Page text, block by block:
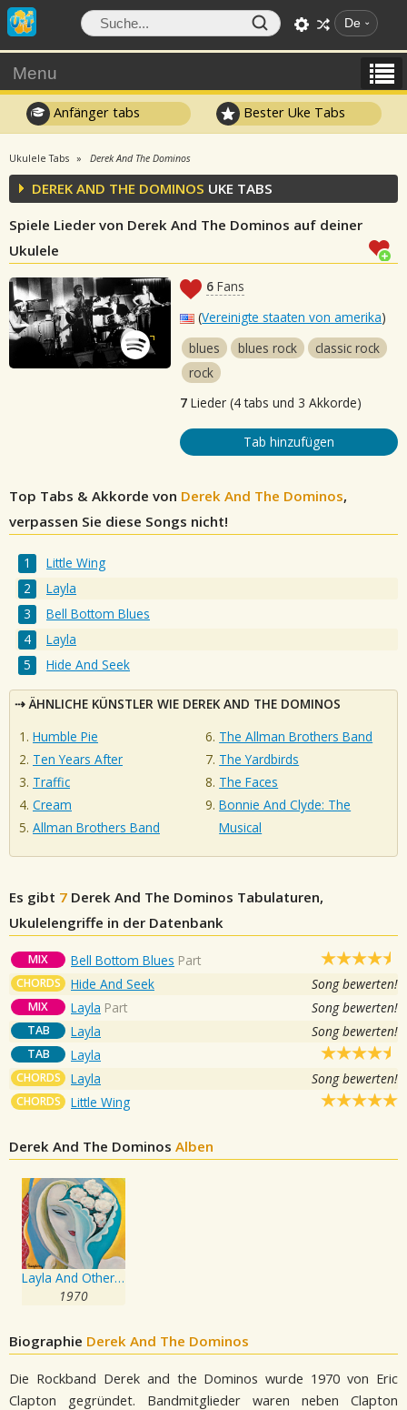
De
Menu
Anfänger tabs Bester Uke Tabs
Ukulele Tabs Derek And The Dominos
DEREK AND THE DOMINOS UKE TABS
Spiele Lieder von Derek And The Dominos auf deiner
Ukulele
6 Fans
(Vereinigte staaten von amerika)
blues
blues rock
classic rock
rock
7 Lieder (4 tabs und 3 Akkorde)
Tab hinzufügen
Top Tabs & Akkorde von Derek And The Dominos,
verpassen Sie diese Songs nicht!
Little Wing
Layla
Bell Bottom Blues
Layla
Hide And Seek
ÄHNLICHE KÜNSTLER WIE DEREK AND THE DOMINOS
Humble Pie
Ten Years After
Traffic
Cream
Allman Brothers Band
The Allman Brothers Band
The Yardbirds
The Faces
Bonnie And Clyde: The
Musical
Es gibt 7 Derek And The Dominos Tabulaturen,
Ukulelengriffe in der Datenbank
MIX Bell Bottom Blues Part
CHORDS Hide And Seek Song bewerten!
MIX Layla Part Song bewerten!
TAB Layla Song bewerten!
TAB Layla
CHORDS Layla Song bewerten!
CHORDS Little Wing
Derek And The Dominos Alben
Layla And Other Assorted Love Songs
1970
Biographie Derek And The Dominos
Die Rockband Derek and the Dominos wurde 1970 von Eric
Clapton gegründet. Bandmitglieder waren neben Clapton